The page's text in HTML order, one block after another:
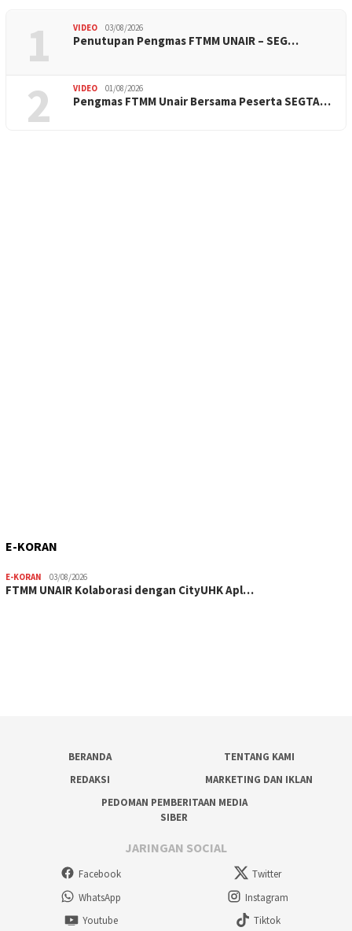
1 VIDEO 03/08/2026
Penutupan Pengmas FTMM UNAIR – SEG…
2 VIDEO 01/08/2026
Pengmas FTMM Unair Bersama Peserta SEGTA…
E-KORAN
E-KORAN 03/08/2026
FTMM UNAIR Kolaborasi dengan CityUHK Apl…
BERANDA
TENTANG KAMI
REDAKSI
MARKETING DAN IKLAN
PEDOMAN PEMBERITAAN MEDIA
SIBER
JARINGAN SOCIAL
Facebook
Twitter
WhatsApp
Instagram
Youtube
Tiktok